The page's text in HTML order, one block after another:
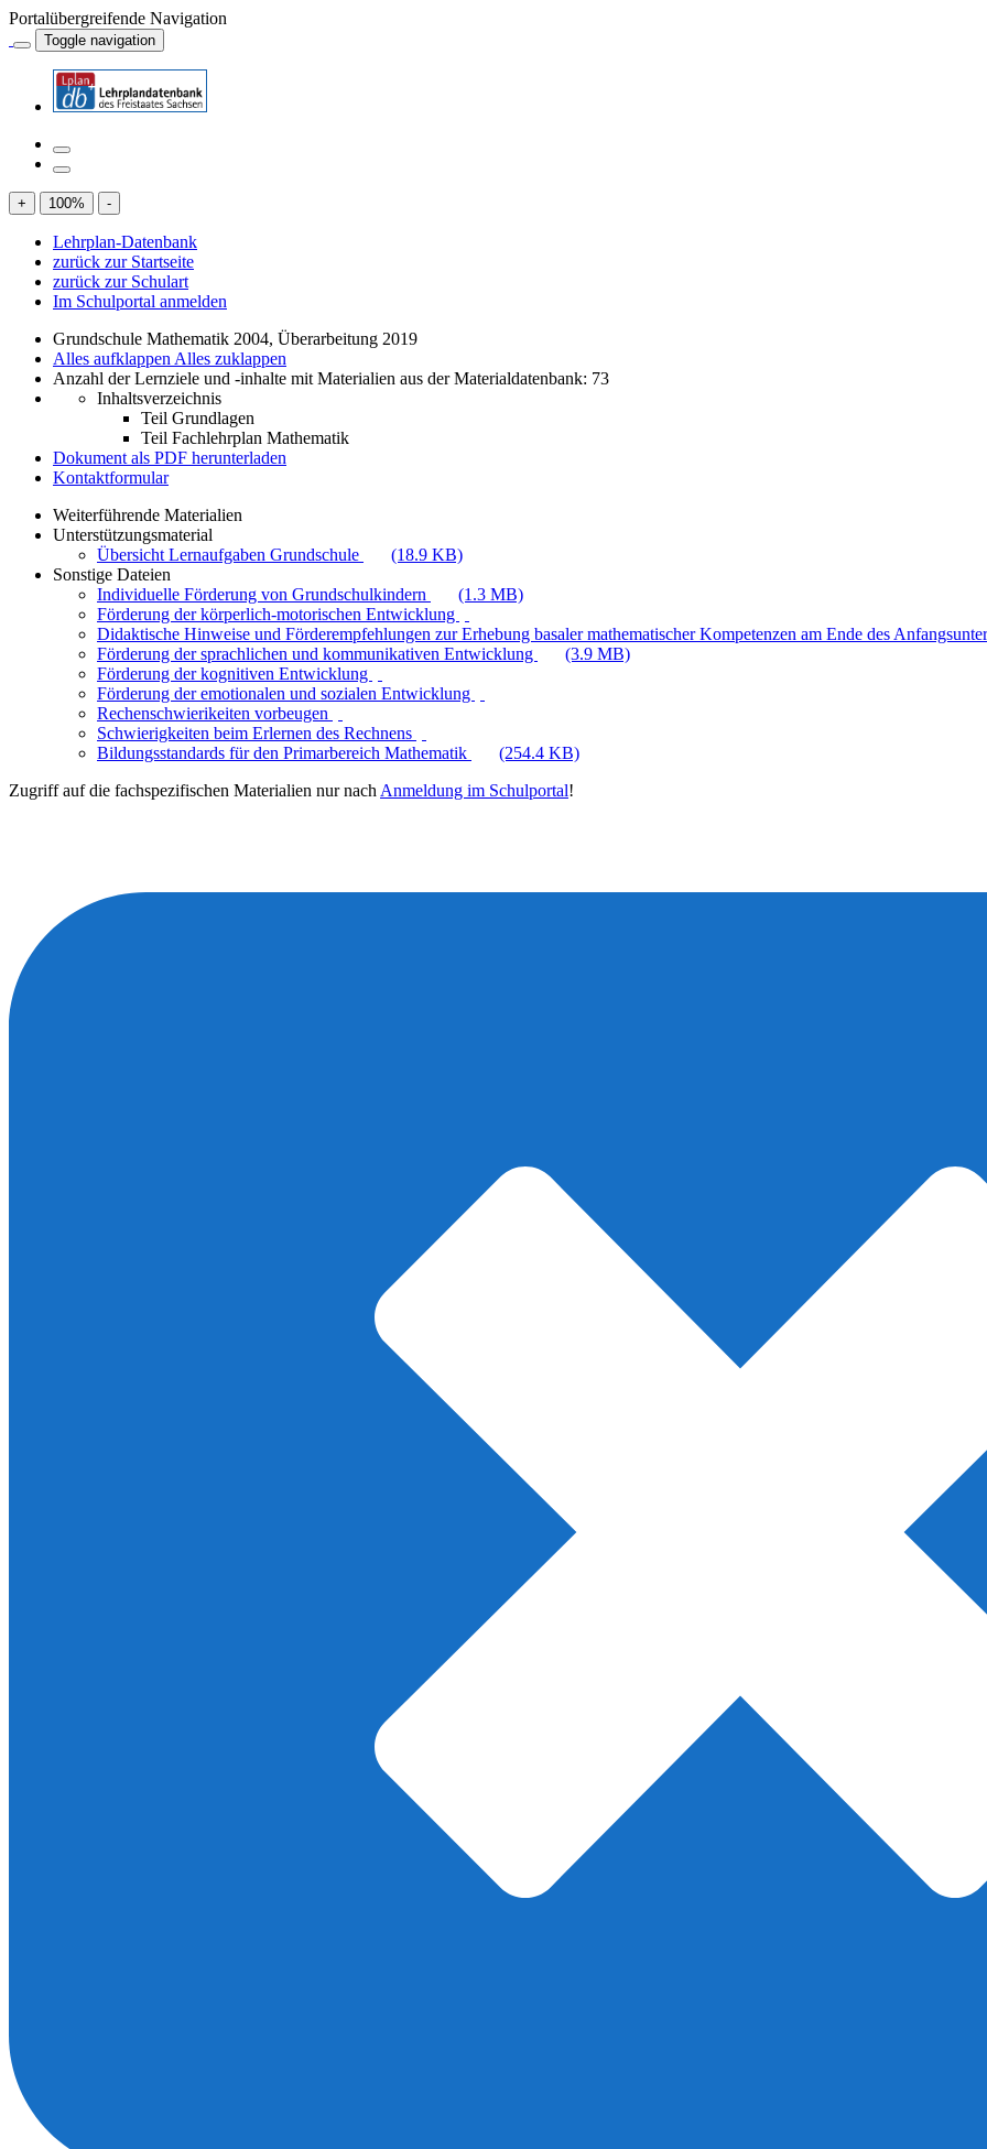
Portalübergreifende Navigation
Toggle navigation
+ 100% -
Lehrplan-Datenbank
zurück zur Startseite
zurück zur Schulart
Im Schulportal anmelden
Grundschule Mathematik 2004, Überarbeitung 2019
Alles aufklappen Alles zuklappen
Anzahl der Lernziele und -inhalte mit Materialien aus der Materialdatenbank: 73
Inhaltsverzeichnis
Teil Grundlagen
Teil Fachlehrplan Mathematik
Dokument als PDF herunterladen
Kontaktformular
Weiterführende Materialien
Unterstützungsmaterial
Übersicht Lernaufgaben Grundschule
(18.9 KB)
Sonstige Dateien
Individuelle Förderung von Grundschulkindern
(1.3 MB)
Förderung der körperlich-motorischen Entwicklung
Didaktische Hinweise und Förderempfehlungen zur Erhebung basaler mathematischer Kompetenzen am Ende des
Förderung der sprachlichen und kommunikativen Entwicklung
(3.9 MB)
Förderung der kognitiven Entwicklung
Förderung der emotionalen und sozialen Entwicklung
Rechenschwierikeiten vorbeugen
Schwierigkeiten beim Erlernen des Rechnens
Bildungsstandards für den Primarbereich Mathematik
(254.4 KB)
Zugriff auf die fachspezifischen Materialien nur nach Anmeldung im Schulportal!